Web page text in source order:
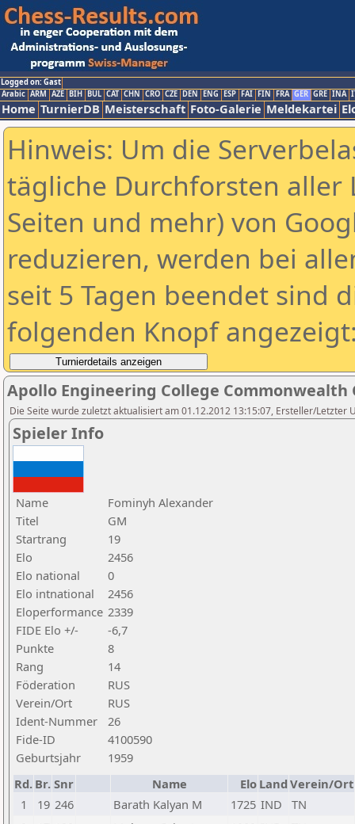
Logged on: Gast
Arabic ARM AZE BIH BUL CAT CHN CRO CZE DEN ENG ESP FAI FIN FRA GER GRE INA
Home TurnierDB Meisterschaft Foto-Galerie Meldekartei
Hinweis: Um die
tägliche Durchforsten aller
Seiten und mehr) von
reduzieren, werden bei
seit 5 Tagen beendet sind
folgenden Knopf
Apollo Engineering College Commonwealth
Die Seite wurde zuletzt aktualisiert am 01.12.2012 13:15:07, Ersteller/Letzter
Spieler Info
Name
Fominyh Alexander
Titel
GM
Startrang
19
Elo
2456
Elo national
0
Elo intnational
2456
Eloperformance 2339
FIDE Elo +/-
-6,7
Punkte
8
Rang
14
Föderation
RUS
Verein/Ort
RUS
Ident-Nummer
26
Fide-ID
4100590
Geburtsjahr
1959
Rd. Br. Snr Name Elo Land Verein/Ort
1
19 246 Barath Kalyan M 1725 IND
TN